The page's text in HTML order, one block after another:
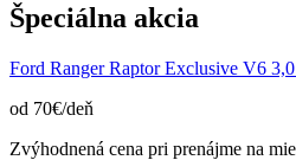
Špeciálna akcia
Ford Ranger Raptor Exclusive V6
od 70€/deň
Zvýhodnená cena pri prenájme na